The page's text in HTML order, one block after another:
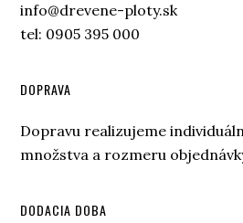
info@drevene-ploty.sk
tel: 0905 395 000
DOPRAVA
Dopravu realizujeme
množstva a rozmeru
DODACIA DOBA